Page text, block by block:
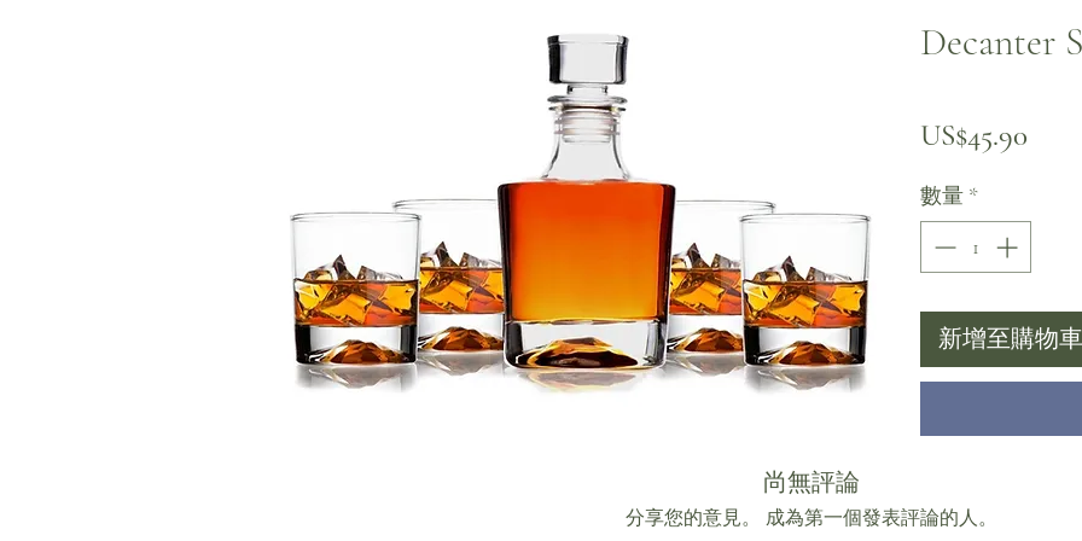
Decanter
US$45.90
數量 *
新增至購物車
尚無評論
分享您的意見。 成為第一個發表評論的人。